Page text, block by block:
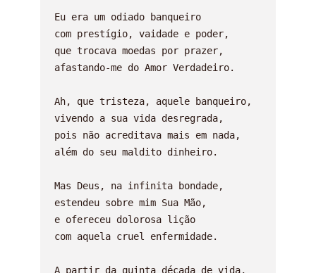
Eu era um odiado banqueiro
com prestígio, vaidade e poder,
que trocava moedas por prazer,
afastando-me do Amor Verdadeiro.
Ah, que tristeza, aquele banqueiro,
vivendo a sua vida desregrada,
pois não acreditava mais em nada,
além do seu maldito dinheiro.
Mas Deus, na infinita bondade,
estendeu sobre mim Sua Mão,
e ofereceu dolorosa lição
com aquela cruel enfermidade.
A partir da quinta década de vida,